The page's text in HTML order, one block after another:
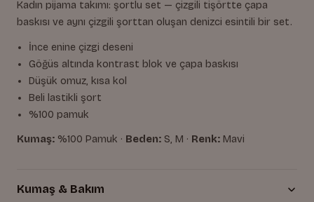
Kadın pijama takımı: şortlu set — çizgili tişörtte çapa
baskısı ve aynı çizgili şorttan oluşan denizci esintili bir set.
İnce enine çizgi deseni
Göğüs altında kontrast blok ve çapa baskısı
Düşük omuz, kısa kol
Beli lastikli şort
%100 pamuk
Kumaş: %100 Pamuk · Beden: S, M · Renk: Mavi
Kumaş & Bakım